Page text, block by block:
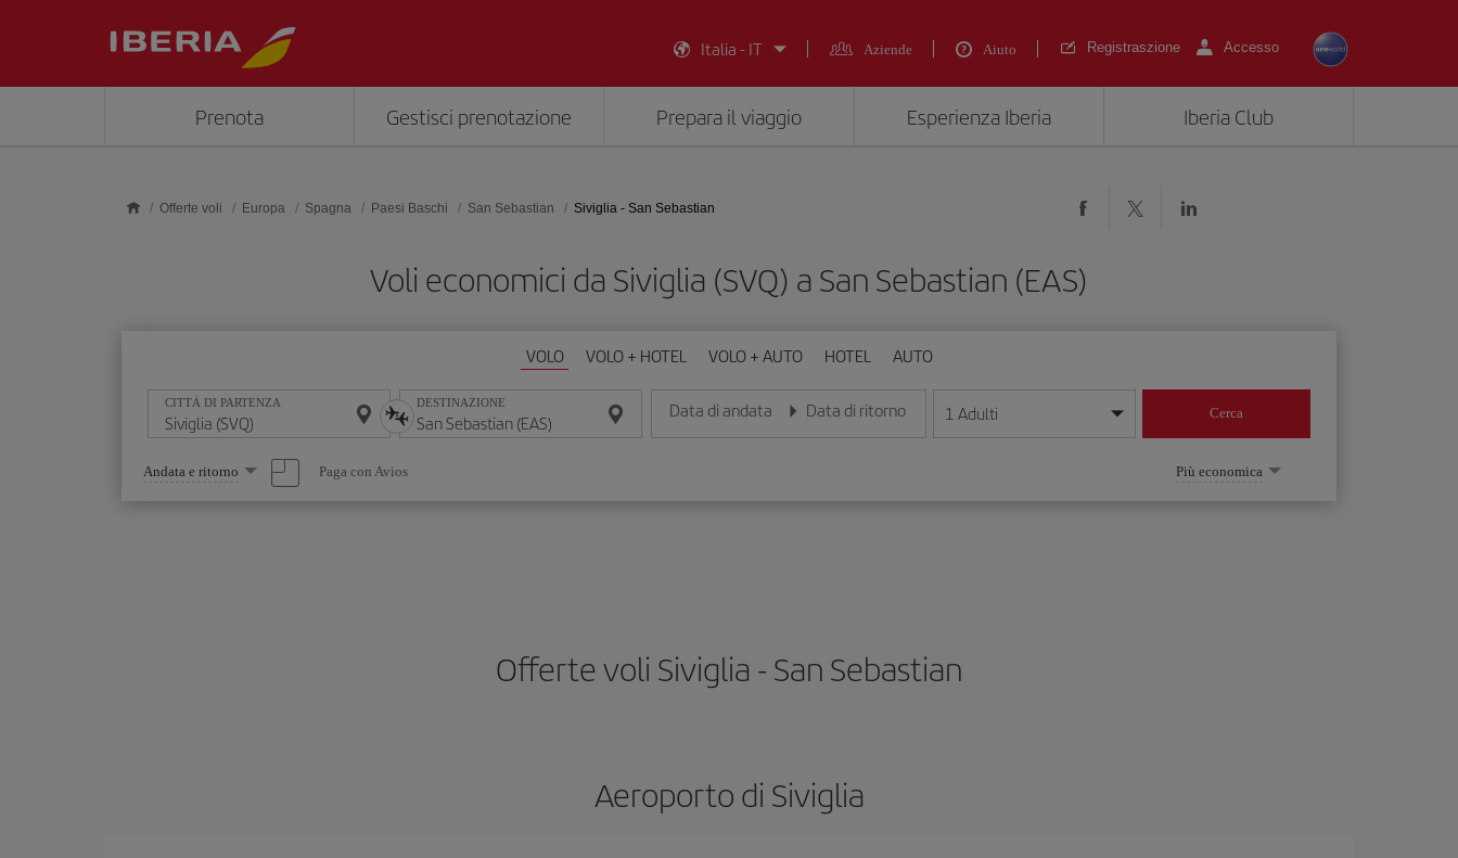
Italia - IT
Aziende Aiuto Registraszione Accesso
Prenota Gestisci prenotazione Prepara il viaggio Esperienza Iberia Iberia Club
Offerte voli Europa Spagna Paesi Baschi San Sebastian Siviglia - San Sebastian
Voli economici da Siviglia (SVQ) a San Sebastian (EAS)
VOLO VOLO + HOTEL VOLO + AUTO HOTEL AUTO
CITTÀ DI PARTENZA DESTINAZIONE Data di andata
Inserisci la data nel formato giorno/mese/anno
Data di ritorno
Inserisci la data nel formato giorno/mese/anno
1 Adulti Cerca
Seleziona
un'opzione
Andata e ritorno Paga con Avios Più economica
Offerte voli Siviglia - San Sebastian
Aeroporto di Siviglia